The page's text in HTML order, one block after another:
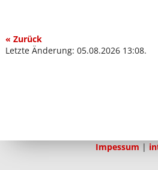
« Zurück
Letzte Änderung: 05.08.2026 13:08.
Impessum |